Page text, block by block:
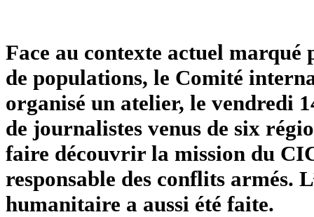
Face au contexte actuel marqué
de populations, le Comité
organisé un atelier, le vendredi
de journalistes venus de six
faire découvrir la mission du
responsable des conflits armés.
humanitaire a aussi été faite.